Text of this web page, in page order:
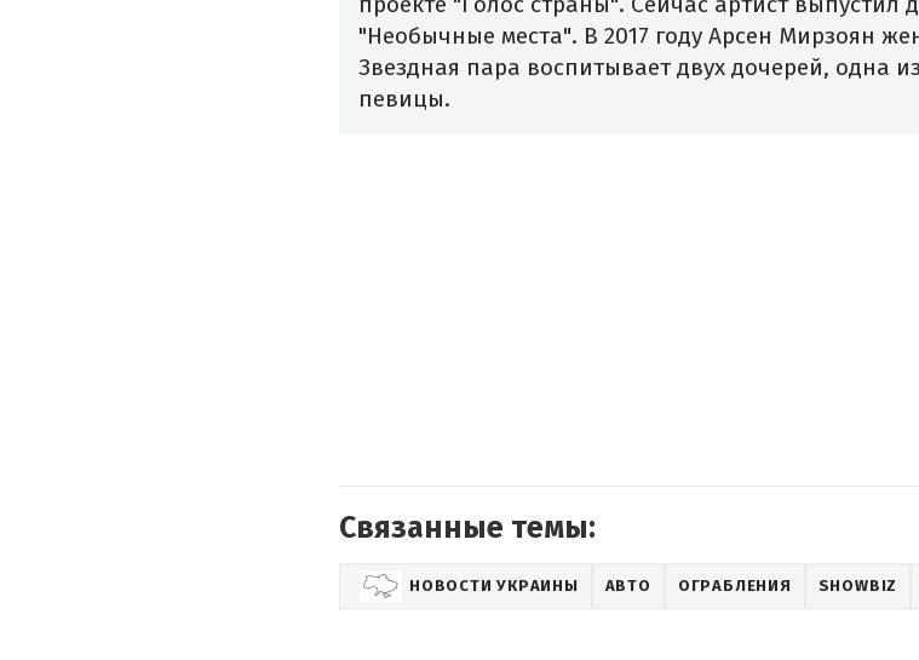
"Необычные места". В 2017 году Арсен Мирзоян
Звездная пара воспитывает двух дочерей, одна
певицы.
Связанные темы:
НОВОСТИ УКРАИНЫ АВТО ОГРАБЛЕНИЯ SHOWBIZ